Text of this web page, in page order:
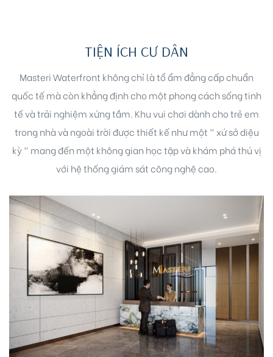
TIỆN ÍCH CƯ DÂN
Masteri Waterfront không chỉ là tổ ẩm đẳng cấp chuẩn
quốc tế mà còn khẳng định cho một phong cách sống tinh
tế và trải nghiệm xứng tầm. Khu vui chơi dành cho trẻ em
trong nhà và ngoài trời được thiết kế như một ” xứ sở diệu
kỳ ” mang đến một không gian học tập và khám phá thú vị
với hệ thống giám sát công nghệ cao.